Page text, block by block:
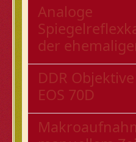
Analoge
der
DDR
EOS 70D